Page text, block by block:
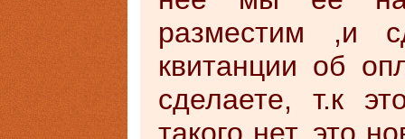
разместим ,и
квитанции об
сделаете, т.к